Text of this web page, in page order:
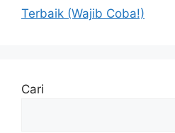
Terbaik (Wajib Coba!)
Cari